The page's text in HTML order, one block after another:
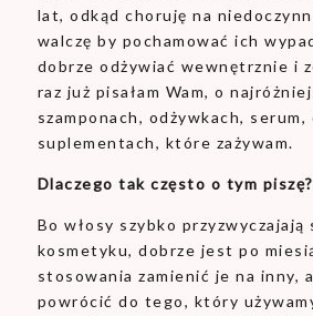
lat, odkąd choruję na
walczę by pochamować ich
dobrze odżywiać wewnętrznie i
raz już pisałam Wam, o
szamponach, odżywkach,
suplementach, które zażywam.
Dlaczego tak często o tym piszę?
Bo włosy szybko przyzwyczajają
kosmetyku, dobrze jest po
stosowania zamienić je na inny,
powrócić do tego, który